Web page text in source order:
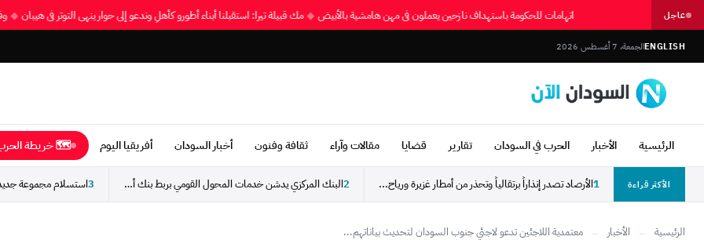
عاجل اتهامات للحكومة باستهداف نازحين يعملون في مهن هامشية بالأبيض ◆ مك قبيلة تيرا: استقبلنا أبناء أطورو كأهلٍ وندعو إلى حوار ينهي التوتر في هيبان
ENGLISHالجمعة، 7 أغسطس 2026
الرئيسية الأخبار الحرب في السودان تقارير قضايا مقالات وآراء ثقافة وفنون أخبار السودان أفريقيا اليوم 🗺 خريطة
الأكثر قراءة 1الأرصاد تصدر إنذاراً برتقالياً وتحذر من أمطار غزيرة ورياح... 2 البنك المركزي يدشن خدمات المحول القومي بربط بنك أمدرمان... 3
الرئيسية ← الأخبار ← معتمدية اللاجئين تدعو لاجئي جنوب السودان لتحديث بياناتهم...